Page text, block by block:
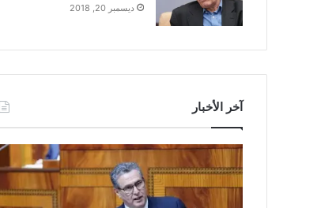
ديسمبر 20, 2018
آخر الأخبار